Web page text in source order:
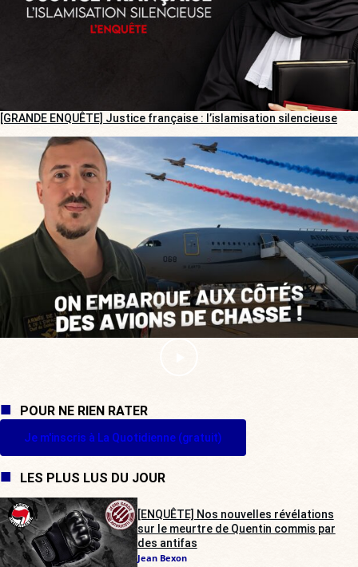
[GRANDE ENQUÊTE] Justice française : l’islamisation silencieuse
POUR NE RIEN RATER
Je m'inscris à La Quotidienne (gratuit)
LES PLUS LUS DU JOUR
[ENQUÊTE] Nos nouvelles révélations
sur le meurtre de Quentin commis par
des antifas
Jean Bexon